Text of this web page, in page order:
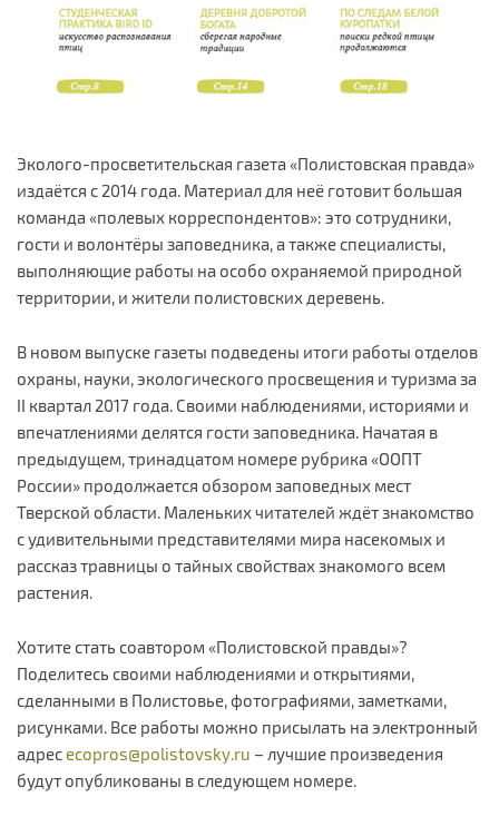
Эколого-просветительская газета «Полистовская правда»
издаётся с 2014 года. Материал для неё готовит большая
команда «полевых корреспондентов»: это сотрудники,
гости и волонтёры заповедника, а также специалисты,
выполняющие работы на особо охраняемой природной
территории, и жители полистовских деревень.
В новом выпуске газеты подведены итоги работы отделов
охраны, науки, экологического просвещения и туризма за
II квартал 2017 года. Своими наблюдениями, историями и
впечатлениями делятся гости заповедника. Начатая в
предыдущем, тринадцатом номере рубрика «ООПТ
России» продолжается обзором заповедных мест
Тверской области. Маленьких читателей ждёт знакомство
с удивительными представителями мира насекомых и
рассказ травницы о тайных свойствах знакомого всем
растения.
Хотите стать соавтором «Полистовской правды»?
Поделитесь своими наблюдениями и открытиями,
сделанными в Полистовье, фотографиями, заметками,
рисунками. Все работы можно присылать на электронный
адресecopros@polistovsky.ru – лучшие произведения
будут опубликованы в следующем номере.